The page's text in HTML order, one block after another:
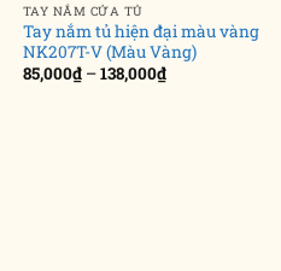
TAY NẮM CỬA TỦ
Tay nắm tủ hiện đại màu vàng
NK207T-V (Màu Vàng)
85,000₫ –138,000₫Khoảng
giá: